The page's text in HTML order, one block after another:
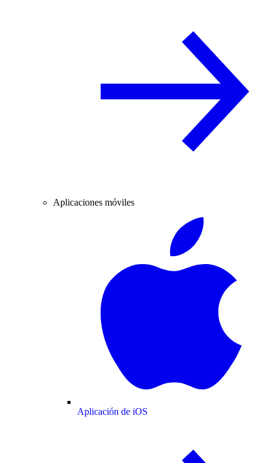
Aplicaciones móviles
Aplicación de iOS